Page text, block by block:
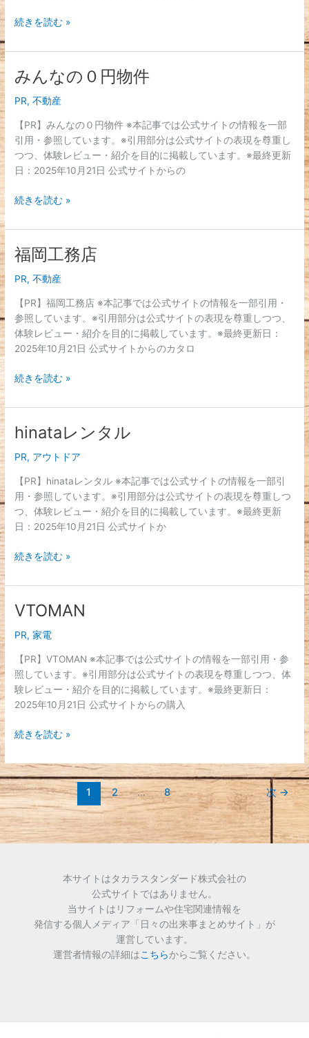
続きを読む »
みんなの０円物件
PR,不動産
【PR】みんなの０円物件 ※本記事では公式サイトの情報を一部
引用・参照しています。※引用部分は公式サイトの表現を尊重し
つつ、体験レビュー・紹介を目的に掲載しています。※最終更新
日：2025年10月21日 公式サイトからの
み
ん
な
の
０
円
物
件
続きを読む »
福岡工務店
PR,不動産
【PR】福岡工務店 ※本記事では公式サイトの情報を一部引用・
参照しています。※引用部分は公式サイトの表現を尊重しつつ、
体験レビュー・紹介を目的に掲載しています。※最終更新日：
2025年10月21日 公式サイトからのカタロ
福
岡
工
務
店
続きを読む »
hinataレンタル
PR, アウトドア
【PR】hinataレンタル ※本記事では公式サイトの情報を一部引
用・参照しています。※引用部分は公式サイトの表現を尊重しつ
つ、体験レビュー・紹介を目的に掲載しています。※最終更新
日：2025年10月21日 公式サイトか
hinata
ン
タ
ル
続きを読む »
VTOMAN
PR,家電
【PR】VTOMAN ※本記事では公式サイトの情報を一部引用・参
照しています。※引用部分は公式サイトの表現を尊重しつつ、体
験レビュー・紹介を目的に掲載しています。※最終更新日：
2025年10月21日 公式サイトからの購入
VTOMAN
続きを読む »
1 2 … 8 次→
本サイトはタカラスタンダード株式会社の
公式サイトではありません。
当サイトはリフォームや住宅関連情報を
発信する個人メディア「日々の出来事まとめサイト」が
運営しています。
運営者情報の詳細はこちらからご覧ください。